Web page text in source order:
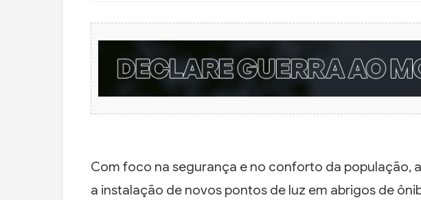
Com foco na segurança e no conforto da população,
a instalação de novos pontos de luz em abrigos de